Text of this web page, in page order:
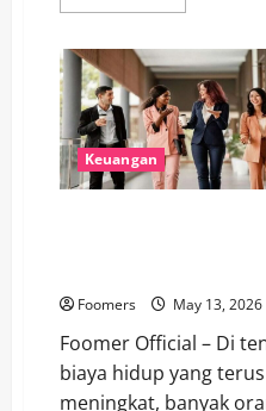
more
Asuransi
Kini
Fokus
Produk
Sederhana
dan
Distribusi
B2B
Keuangan
Foomers May 13, 2026
Foomer Official – Di
biaya hidup yang terus
meningkat, banyak